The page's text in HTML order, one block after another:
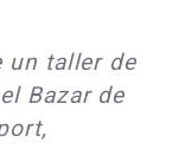
un taller de
Bazar de